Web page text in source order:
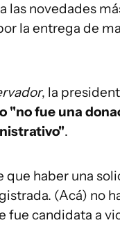
las novedades
la entrega de
, la
"no fue una
.
que haber una
(Acá) no
fue candidata a